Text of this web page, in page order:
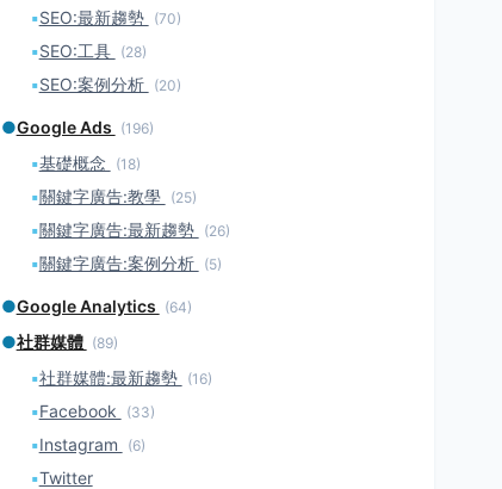
▪SEO:最新趨勢 (70)
▪SEO:工具 (28)
▪SEO:案例分析 (20)
●Google Ads (196)
▪基礎概念 (18)
▪關鍵字廣告:教學 (25)
▪關鍵字廣告:最新趨勢 (26)
▪關鍵字廣告:案例分析 (5)
●Google Analytics (64)
●社群媒體 (89)
▪社群媒體:最新趨勢 (16)
▪Facebook (33)
▪Instagram (6)
▪Twitter